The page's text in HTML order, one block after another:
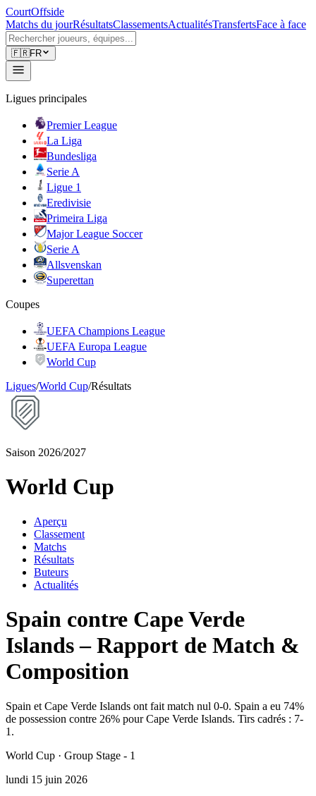
CourtOffside
Matchs du jourRésultatsClassementsActualitésTransfertsFace à face
🇫🇷FR
Ligues principales
Premier League
La Liga
Bundesliga
Serie A
Ligue 1
Eredivisie
Primeira Liga
Major League Soccer
Serie A
Allsvenskan
Superettan
Coupes
UEFA Champions League
UEFA Europa League
World Cup
Ligues/World Cup/Résultats
Saison 2026/2027
World Cup
Aperçu
Classement
Matchs
Résultats
Buteurs
Actualités
Spain contre Cape Verde
Islands – Rapport de Match &
Composition
Spain et Cape Verde Islands ont fait match nul 0-0. Spain a eu 74%
de possession contre 26% pour Cape Verde Islands. Tirs cadrés : 7-
1.
World Cup · Group Stage - 1
lundi 15 juin 2026